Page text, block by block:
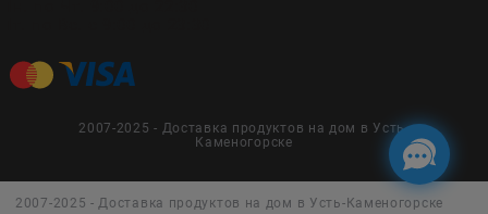
2007-2025 - Доставка продуктов на дом в Усть-
Каменогорске
2007-2025 - Доставка продуктов на дом в Усть-Каменогорске